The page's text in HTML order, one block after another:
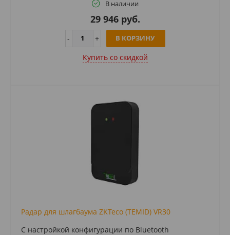
В наличии
29 946 руб.
В КОРЗИНУ
Купить cо скидкой
Радар для шлагбаума ZKTeco (TEMID) VR30
С настройкой конфигурации по Bluetooth